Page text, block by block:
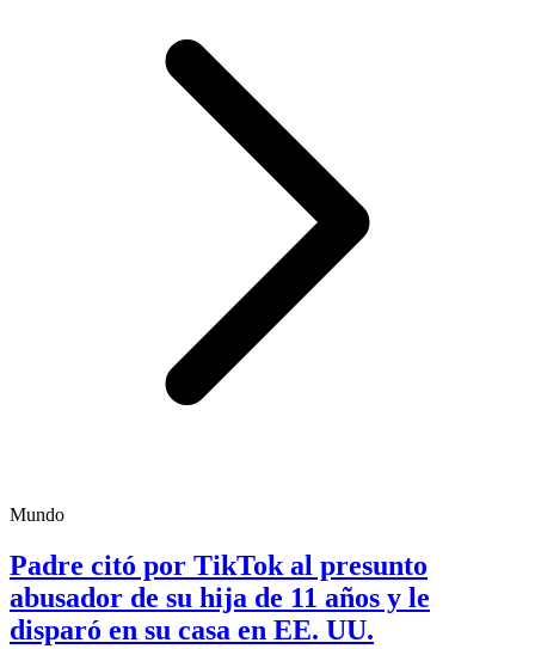
Mundo
Padre citó por TikTok al presunto
abusador de su hija de 11 años y le
disparó en su casa en EE. UU.